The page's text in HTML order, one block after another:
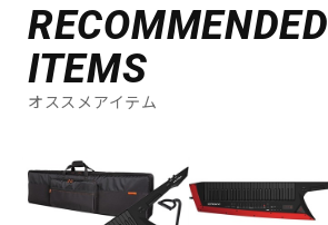
RECOMMENDED
ITEMS
オススメアイテム